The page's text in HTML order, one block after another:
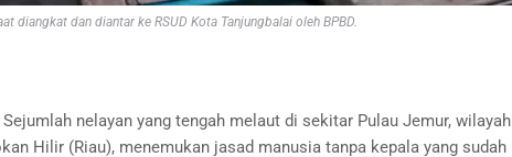
diangkat dan diantar ke RSUD Kota Tanjungbalai oleh BPBD.
Sejumlah nelayan yang tengah melaut di sekitar Pulau Jemur, wilayah
Hilir (Riau), menemukan jasad manusia tanpa kepala yang sudah